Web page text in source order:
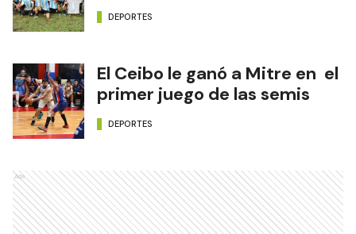
DEPORTES
El Ceibo le ganó a Mitre en el
primer juego de las semis
DEPORTES
Ads